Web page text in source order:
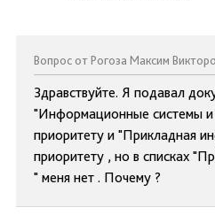
Вопрос от Рогоза Максим
Здравствуйте. Я подавал
"Информационные системы и
приоритету и "Прикладная
приоритету , но в списках
" меня нет . Почему ?